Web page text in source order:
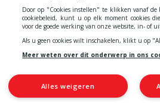
1653 Dworp
BTW: BE 0427
IBAN: BE64 2700
Door op "Cookies instellen" te klikken vanaf de
cookiebeleid, kunt u op elk moment cookies
voor de goede werking van onze website, in- of
Als u geen cookies wilt inschakelen, klikt u op
Meer weten over dit onderwerp in ons
Alles weigeren